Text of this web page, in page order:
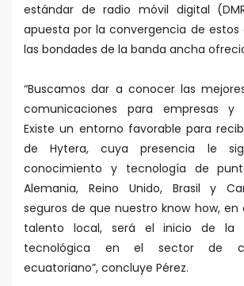
estándar de radio móvil digital
apuesta por la convergencia de estos
las bondades de la banda ancha
“Buscamos dar a conocer las
comunicaciones para empresas y
Existe un entorno favorable para
de Hytera, cuya presencia le
conocimiento y tecnología de
Alemania, Reino Unido, Brasil y
seguros de que nuestro know how,
talento local, será el inicio de la
tecnológica en el sector de
ecuatoriano”, concluye Pérez.